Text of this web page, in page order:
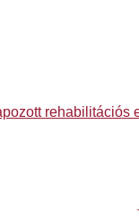
rehabilitációs